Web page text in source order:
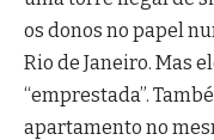
os donos no papel
Rio de Janeiro. Mas
“emprestada”.
apartamento no